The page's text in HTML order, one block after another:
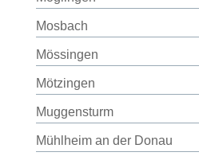
Mosbach
Mössingen
Mötzingen
Muggensturm
Mühlheim an der Donau